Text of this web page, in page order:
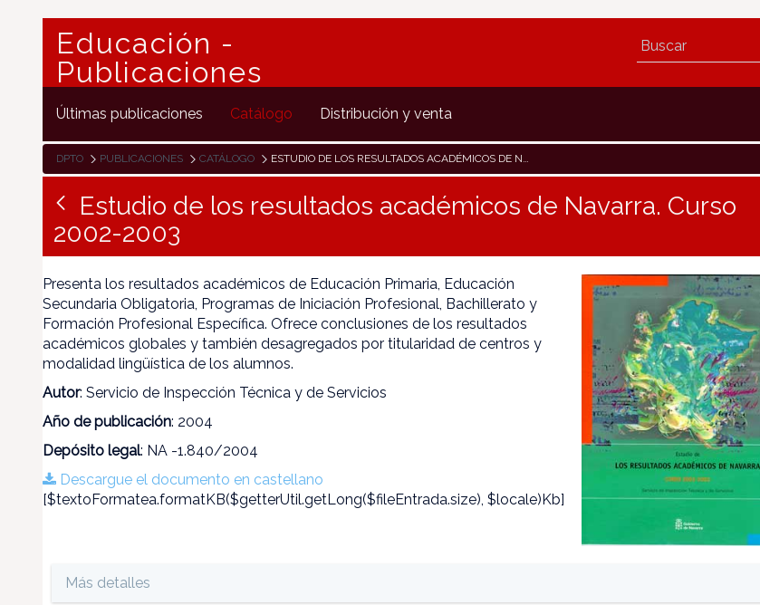
Educación -
Publicaciones
Últimas publicaciones Catálogo Distribución y venta
DPTO PUBLICACIONES CATÁLOGO ESTUDIO DE LOS RESULTADOS ACADÉMICOS DE NAVARRA. CURSO 2002-2003
Estudio de los resultados académicos de Navarra. Curso
2002-2003
Presenta los resultados académicos de Educación Primaria, Educación
Secundaria Obligatoria, Programas de Iniciación Profesional, Bachillerato y
Formación Profesional Específica. Ofrece conclusiones de los resultados
académicos globales y también desagregados por titularidad de centros y
modalidad lingüística de los alumnos.
Autor: Servicio de Inspección Técnica y de Servicios
Año de publicación: 2004
Depósito legal: NA -1.840/2004
Descargue el documento en castellano
[$textoFormatea.formatKB($getterUtil.getLong($fileEntrada.size), $locale)Kb]
Más detalles